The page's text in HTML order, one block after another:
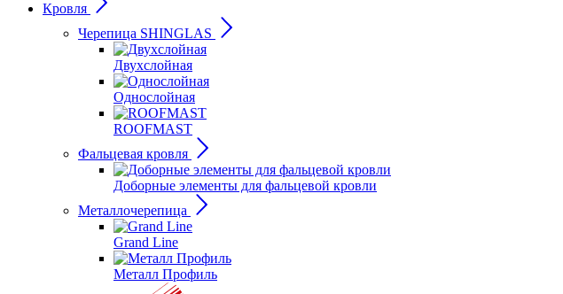
Кровля
Черепица SHINGLAS
Двухслойная
Однослойная
ROOFMAST
Фальцевая кровля
Доборные элементы для фальцевой кровли
Металлочерепица
Grand Line
Металл Профиль